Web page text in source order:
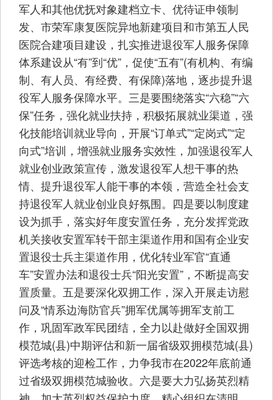
军人和其他优抚对象建档立卡、优待证申领制
发、市荣军康复医院异地新建项目和市第五人民
医院合建项目建设，扎实推进退役军人服务保障
体系建设从“有”到“优”，促使“五有”(有机构、有编
制、有人员、有经费、有保障)落地，逐步提升退
役军人服务保障水平。三是要围绕落实“六稳”“六
保”任务，强化就业扶持，积极拓展就业渠道，强
化技能培训就业导向，开展“订单式”“定岗式”“定
向式”培训，增强就业服务实效性，加强退役军人
就业创业政策宣传，激发退役军人想干事的热
情、提升退役军人能干事的本领，营造全社会支
持退役军人就业创业良好氛围。四是要以制度建
设为抓手，落实好年度安置任务，充分发挥党政
机关接收安置军转干部主渠道作用和国有企业安
置退役士兵主渠道作用，优化转业军官“直通
车”安置办法和退役士兵“阳光安置”，不断提高安
置质量。五是要深化双拥工作，深入开展走访慰
问及“情系边海防官兵”拥军优属等拥军支前工
作，巩固军政军民团结，全力以赴做好全国双拥
模范城(县)中期评估和新一届省级双拥模范城(县)
评选考核的迎检工作，力争我市在2022年底前通
过省级双拥模范城验收。六是要大力弘扬英烈精